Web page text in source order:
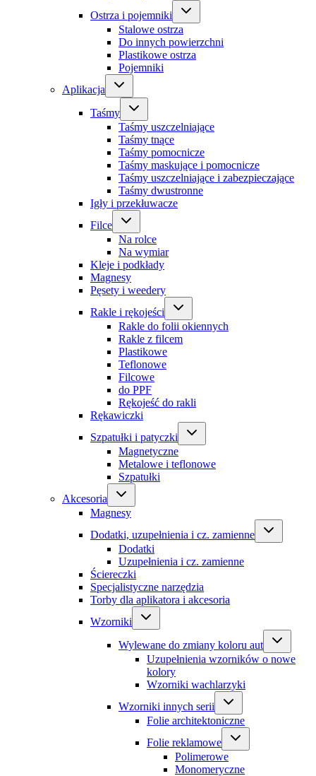
Ostrza i pojemniki
Stalowe ostrza
Do innych powierzchni
Plastikowe ostrza
Pojemniki
Aplikacja
Taśmy
Taśmy uszczelniające
Taśmy tnące
Taśmy pomocnicze
Taśmy maskujące i pomocnicze
Taśmy uszczelniające i zabezpieczające
Taśmy dwustronne
Igły i przekłuwacze
Filce
Na rolce
Na wymiar
Kleje i podkłady
Magnesy
Pęsety i weedery
Rakle i rękojeści
Rakle do folii okiennych
Rakle z filcem
Plastikowe
Teflonowe
Filcowe
do PPF
Rękojeść do rakli
Rękawiczki
Szpatułki i patyczki
Magnetyczne
Metalowe i teflonowe
Szpatułki
Akcesoria
Magnesy
Dodatki, uzupełnienia i cz. zamienne
Dodatki
Uzupełnienia i cz. zamienne
Ściereczki
Specjalistyczne narzędzia
Torby dla aplikatora i akcesoria
Wzorniki
Wylewane do zmiany koloru aut
Uzupełnienia wzorników o nowe
kolory
Wzorniki wachlarzyki
Wzorniki innych serii
Folie architektoniczne
Folie reklamowe
Polimerowe
Monomeryczne